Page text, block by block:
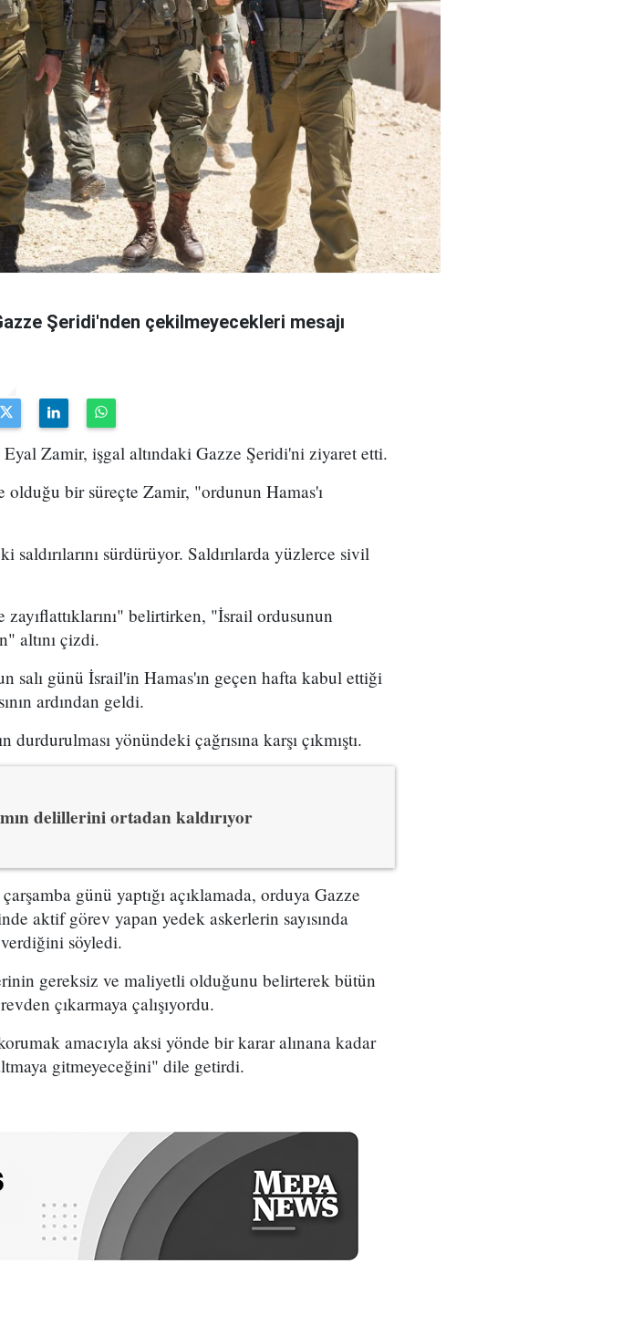
Şeridi'nden çekilmeyecekleri mesajı
Zamir, işgal altındaki Gazze Şeridi'ni ziyaret etti.
olduğu bir süreçte Zamir, "ordunun Hamas'ı
sürdürüyor. Saldırılarda yüzlerce sivil
zayıflattıklarını" belirtirken, "İsrail ordusunun
altını çizdi.
salı günü İsrail'in Hamas'ın geçen hafta kabul ettiği
ardından geldi.
yönündeki çağrısına karşı çıkmıştı.
delillerini ortadan kaldırıyor
günü yaptığı açıklamada, orduya Gazze
aktif görev yapan yedek askerlerin sayısında
söyledi.
gereksiz ve maliyetli olduğunu belirterek bütün
çıkarmaya çalışıyordu.
amacıyla aksi yönde bir karar alınana kadar
gitmeyeceğini" dile getirdi.